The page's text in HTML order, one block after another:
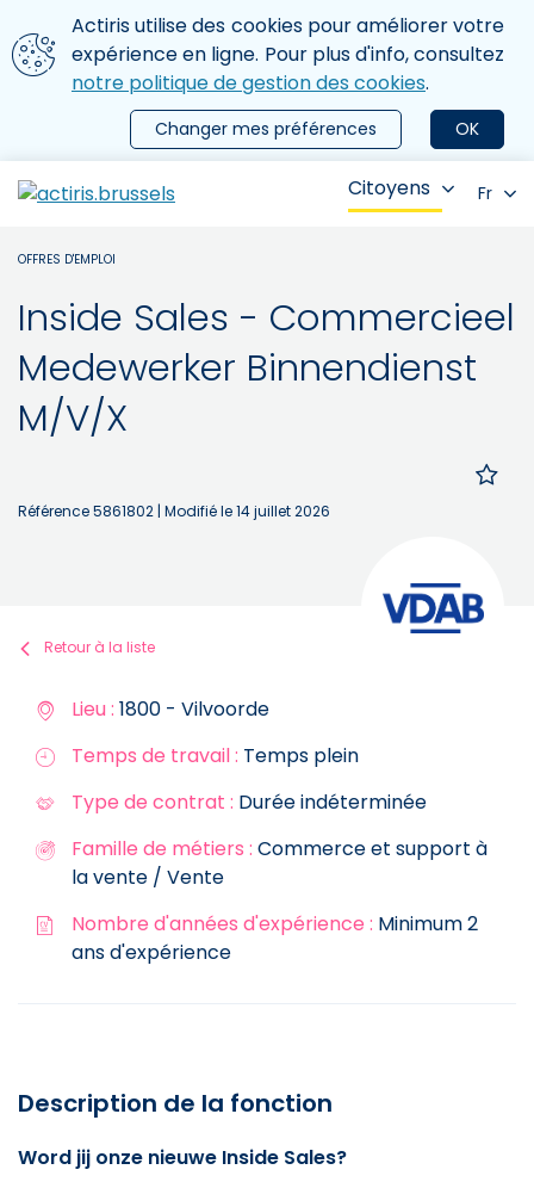
Aller au contenu principal
Nous utilisons des cookies
Actiris utilise des cookies pour améliorer votre
expérience en ligne. Pour plus d'info, consultez
notre politique de gestion des cookies.
OK
Changer mes préférences
le menu
Citoyens Fr
OFFRES D'EMPLOI
Inside Sales - Commercieel
Medewerker Binnendienst
M/V/X
Référence 5861802 | Modifié le 14 juillet 2026
Retour à la liste
Lieu : 1800 - Vilvoorde
Temps de travail : Temps plein
Type de contrat : Durée indéterminée
Famille de métiers : Commerce et support à
la vente / Vente
Nombre d'années d'expérience : Minimum 2
ans d'expérience
Description de la fonction
Word jij onze nieuwe Inside Sales?